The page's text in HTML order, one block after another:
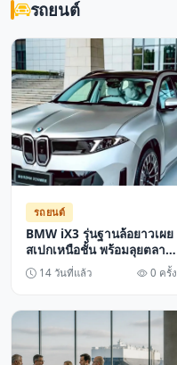
รถยนต์
รถยนต์
BMW iX3 รุ่นฐานล้อยาวเผย
สเปกเหนือชั้น พร้อมลุยตลาด
ยานยนต์ไฟฟ้าจีนด้วยระยะ
ทาง 919 กม
14 วันที่แล้ว 0 ครั้ง